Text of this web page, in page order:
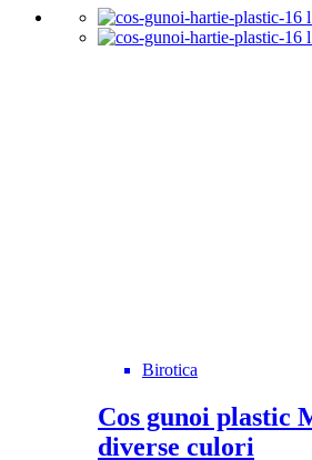
Birotica
Cos gunoi plastic
diverse culori